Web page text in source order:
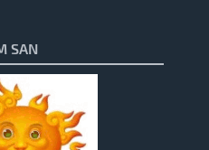
SAN